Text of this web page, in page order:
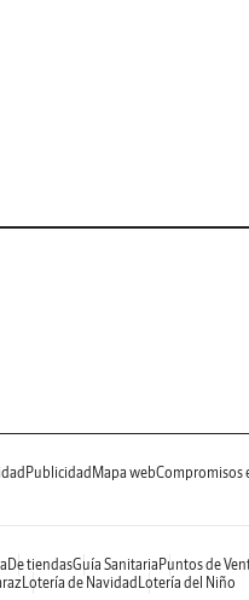
Publicidad Mapa webCompromisos
De tiendasGuía Sanitaria Puntos de
Lotería de Navidad Lotería del Niño